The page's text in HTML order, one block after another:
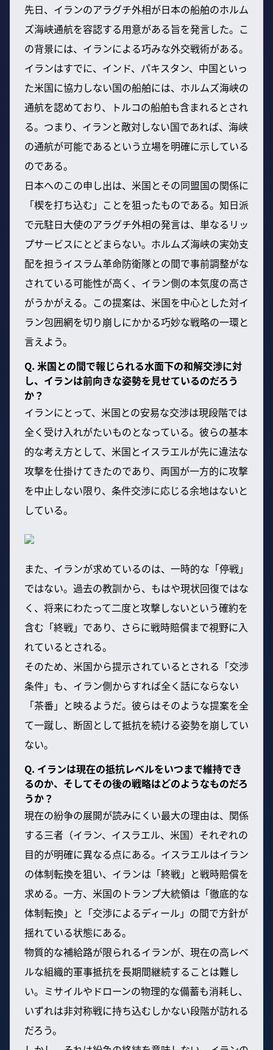
先日、イランのアラグチ外相が日本の船舶のホルム
ズ海峡通航を容認する用意がある旨を発言した。こ
の背景には、イランによる巧みな外交戦術がある。
イランはすでに、インド、パキスタン、中国といっ
た米国に協力しない国の船舶には、ホルムズ海峡の
通航を認めており、トルコの船舶も含まれるとされ
る。つまり、イランと敵対しない国であれば、海峡
の通航が可能であるという立場を明確に示している
のである。
日本へのこの申し出は、米国とその同盟国の関係に
「楔を打ち込む」ことを狙ったものである。知日派
で元駐日大使のアラグチ外相の発言は、単なるリッ
プサービスにとどまらない。ホルムズ海峡の実効支
配を担うイスラム革命防衛隊との間で事前調整がな
されている可能性が高く、イラン側の本気度の高さ
がうかがえる。この提案は、米国を中心とした対イ
ラン包囲網を切り崩しにかかる巧妙な戦略の一環と
言えよう。
Q. 米国との間で報じられる水面下の和解交渉に対
し、イランは前向きな姿勢を見せているのだろう
か？
イランにとって、米国との安易な交渉は現段階では
全く受け入れがたいものとなっている。彼らの基本
的な考え方として、米国とイスラエルが先に違法な
攻撃を仕掛けてきたのであり、両国が一方的に攻撃
を中止しない限り、条件交渉に応じる余地はないと
している。
また、イランが求めているのは、一時的な「停戦」
ではない。過去の教訓から、もはや現状回復ではな
く、将来にわたって二度と攻撃しないという確約を
含む「終戦」であり、さらに戦時賠償まで視野に入
れているとされる。
そのため、米国から提示されているとされる「交渉
条件」も、イラン側からすれば全く話にならない
「茶番」と映るようだ。彼らはそのような提案を全
て一蹴し、断固として抵抗を続ける姿勢を崩してい
ない。
Q. イランは現在の抵抗レベルをいつまで維持でき
るのか、そしてその後の戦略はどのようなものだろ
うか？
現在の紛争の展開が読みにくい最大の理由は、関係
する三者（イラン、イスラエル、米国）それぞれの
目的が明確に異なる点にある。イスラエルはイラン
の体制転換を狙い、イランは「終戦」と戦時賠償を
求める。一方、米国のトランプ大統領は「徹底的な
体制転換」と「交渉によるディール」の間で方針が
揺れている状態にある。
物質的な補給路が限られるイランが、現在の高レベ
ルな組織的軍事抵抗を長期間継続することは難し
い。ミサイルやドローンの物理的な備蓄も消耗し、
いずれは非対称戦に持ち込むしかない段階が訪れる
だろう。